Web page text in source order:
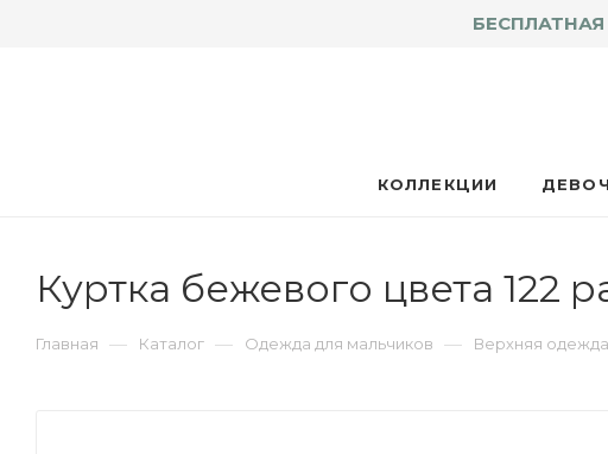
КОЛЛЕКЦИИ
Куртка бежевого цвета 122
Главная — Каталог — Одежда для мальчиков — Верхняя